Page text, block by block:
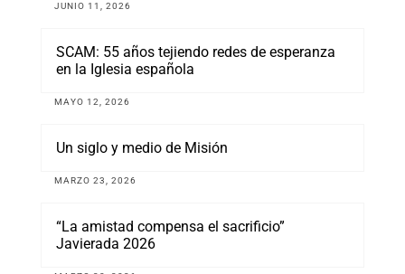
JUNIO 11, 2026
SCAM: 55 años tejiendo redes de esperanza
en la Iglesia española
MAYO 12, 2026
Un siglo y medio de Misión
MARZO 23, 2026
“La amistad compensa el sacrificio”
Javierada 2026